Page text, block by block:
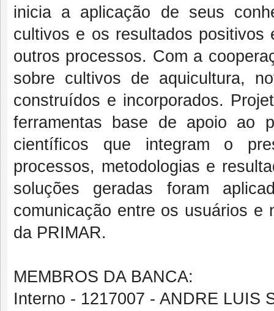
inicia a aplicação de seus
cultivos e os resultados positivos
outros processos. Com a
sobre cultivos de aquicultura,
construídos e incorporados.
ferramentas base de apoio ao
científicos que integram o
processos, metodologias e
soluções geradas foram
comunicação entre os usuários e
da PRIMAR.
MEMBROS DA BANCA:
Interno - 1217007 - ANDRE LUIS